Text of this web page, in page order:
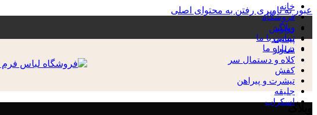
عبور به ناوبری رفتن به محتوای اصلی
خانه
فروشگاه
وبلاگ
تماس با ما
درباره ما
روپوش
پیشبند
شلوار
کلاه و دستمال سر
کفش
تیشرت و پیراهن
جلیقه
اسکراپ
وبلاگ